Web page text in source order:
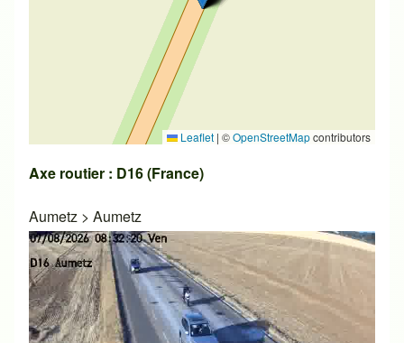
Leaflet | ©OpenStreetMapcontributors
Axe routier : D16 (France)
Aumetz > Aumetz